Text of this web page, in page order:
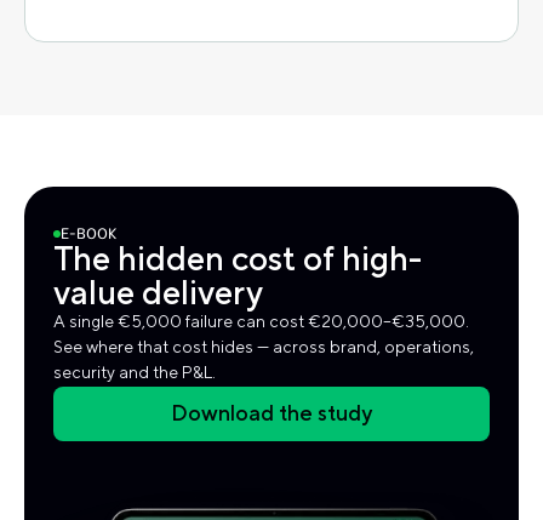
E-BOOK
The hidden cost of high-
value delivery
A single €5,000 failure can cost €20,000–€35,000.
See where that cost hides — across brand, operations,
security and the P&L.
Download the study